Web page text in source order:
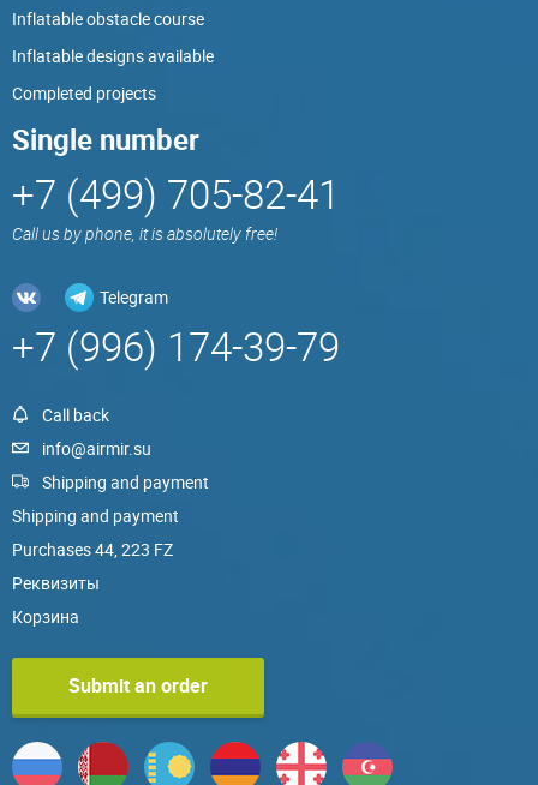
Inflatable obstacle course
Inflatable designs available
Completed projects
Single number
+7 (499) 705-82-41
Call us by phone, it is absolutely free!
Telegram
+7 (996) 174-39-79
Call back
info@airmir.su
Shipping and payment
Shipping and payment
Purchases 44, 223 FZ
Реквизиты
Корзина
Submit an order